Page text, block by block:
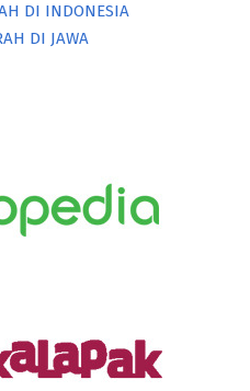
DI INDONESIA
DI JAWA